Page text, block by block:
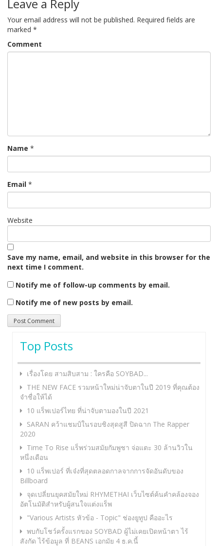
Leave a Reply
Your email address will not be published. Required fields are
marked *
Comment
Name *
Email *
Website
Save my name, email, and website in this browser for the
next time I comment.
Notify me of follow-up comments by email.
Notify me of new posts by email.
Top Posts
เรื่องโดย สามสิบสาม : ใครคือ SOYBAD...
THE NEW FACE รวมหน้าใหม่น่าจับตาในปี 2019 ที่คุณต้อง
จำชื่อให้ได้
10 แร็พเปอร์ไทย ที่น่าจับตามองในปี 2021
SARAN คว้าแชมป์ในรอบชิงสุดสูสี ปิดฉาก The Rapper
2020
Time To Rise แร็พร่วมสมัยกัมพูชา จ่อแตะ 30 ล้านวิวใน
หนึ่งเดือน
10 แร็พเปอร์ ที่เจ๋งที่สุดตลอดกาลจากการจัดอันดับของ
Billboard
จุดเปลี่ยนยุคสมัยใหม่ RHYMETHAI เว็บไซต์ค้นคำคล้องจอง
อัตโนมัติสำหรับผู้สนใจแต่งแร็พ
"Various Artists หัวข้อ - Topic" ช่องยูทูป คืออะไร
พบกับโชว์ครั้งแรกของ SOYBAD ผู้ไม่เคยเปิดหน้าตา ไร้
สังกัด ไร้ข้อมูล ที่ BEANS เอกมัย 4 ธ.ค.นี้